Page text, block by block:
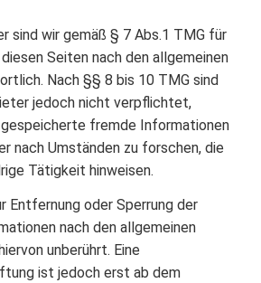
sind wir gemäß § 7 Abs.1 TMG für
Seiten nach den allgemeinen
Nach §§ 8 bis 10 TMG sind
jedoch nicht verpflichtet,
fremde Informationen
nach Umständen zu forschen, die
Tätigkeit hinweisen.
Entfernung oder Sperrung der
nach den allgemeinen
unberührt. Eine
ist jedoch erst ab dem